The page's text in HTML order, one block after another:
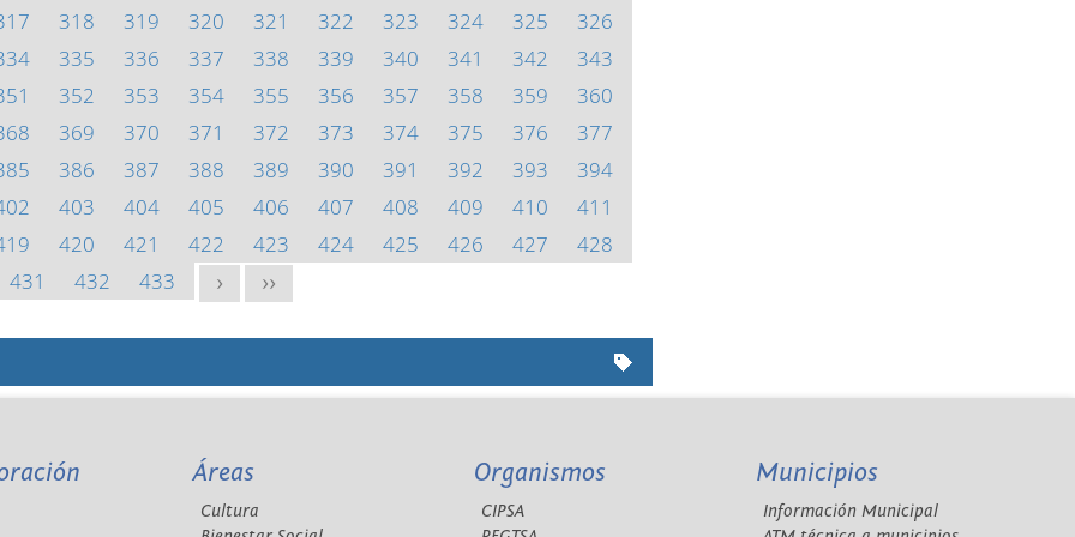
318 319 320 321 322 323 324 325
326
335 336 337 338 339 340 341 342
343
352 353 354 355 356 357 358 359
360
369 370 371 372 373 374 375 376
377
386 387 388 389 390 391 392 393
394
403 404 405 406 407 408 409 410
411
420 421 422 423 424 425 426 427
428
431
432 433 > >>
Áreas
Cultura
Organismos
CIPSA
Municipios
Información Municipal